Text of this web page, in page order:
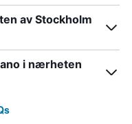
av Stockholm
i nærheten